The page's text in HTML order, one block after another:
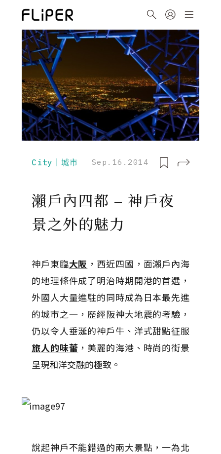
City｜城市 Sep.16.2014
瀨戶內四都 – 神戶夜
景之外的魅力
神戶東臨大阪 ，西近四國，面瀨戶內海
的地理條件成了明治時期開港的首選，
外國人大量進駐的同時成為日本最先進
的城市之一，歷經阪神大地震的考驗，
仍以令人垂涎的神戶牛、洋式甜點征服
旅人的味蕾 ，美麗的海港、時尚的街景
呈現和洋交融的極致。
說起神戶不能錯過的兩大景點，一為北